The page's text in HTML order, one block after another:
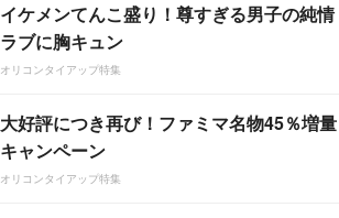
イケメンてんこ盛り！尊すぎる男子の純情
ラブに胸キュン
オリコンタイアップ特集
大好評につき再び！ファミマ名物45％増量
キャンペーン
オリコンタイアップ特集